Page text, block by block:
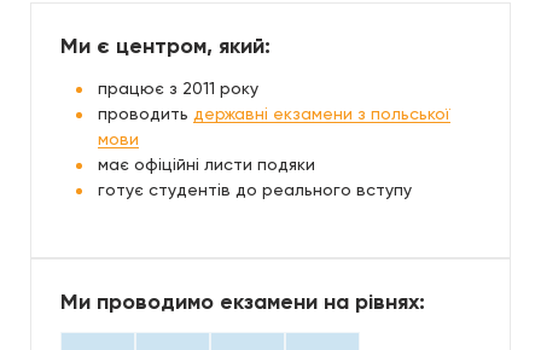
Ми є центром, який:
працює з 2011 року
проводить державні екзамени з польської
мови
має офіційні листи подяки
готує студентів до реального вступу
Ми проводимо екзамени на рівнях: